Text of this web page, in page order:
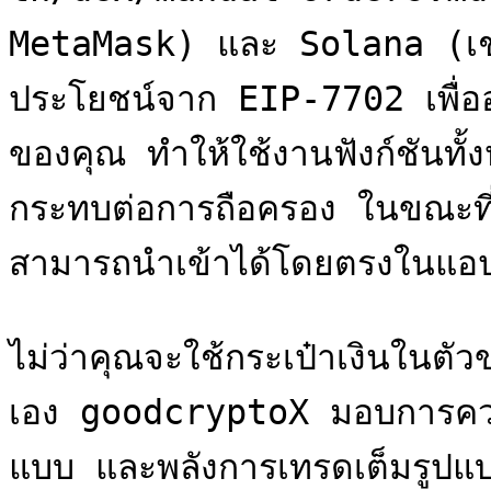
MetaMask) และ Solana (เ
ประโยชน์จาก EIP-7702 เพื่อ
ของคุณ ทำให้ใช้งานฟังก์ชันทั้
กระทบต่อการถือครอง ในขณะ
สามารถนำเข้าได้โดยตรงในแอ
ไม่ว่าคุณจะใช้กระเป๋าเงินในตั
เอง goodcryptoX มอบการค